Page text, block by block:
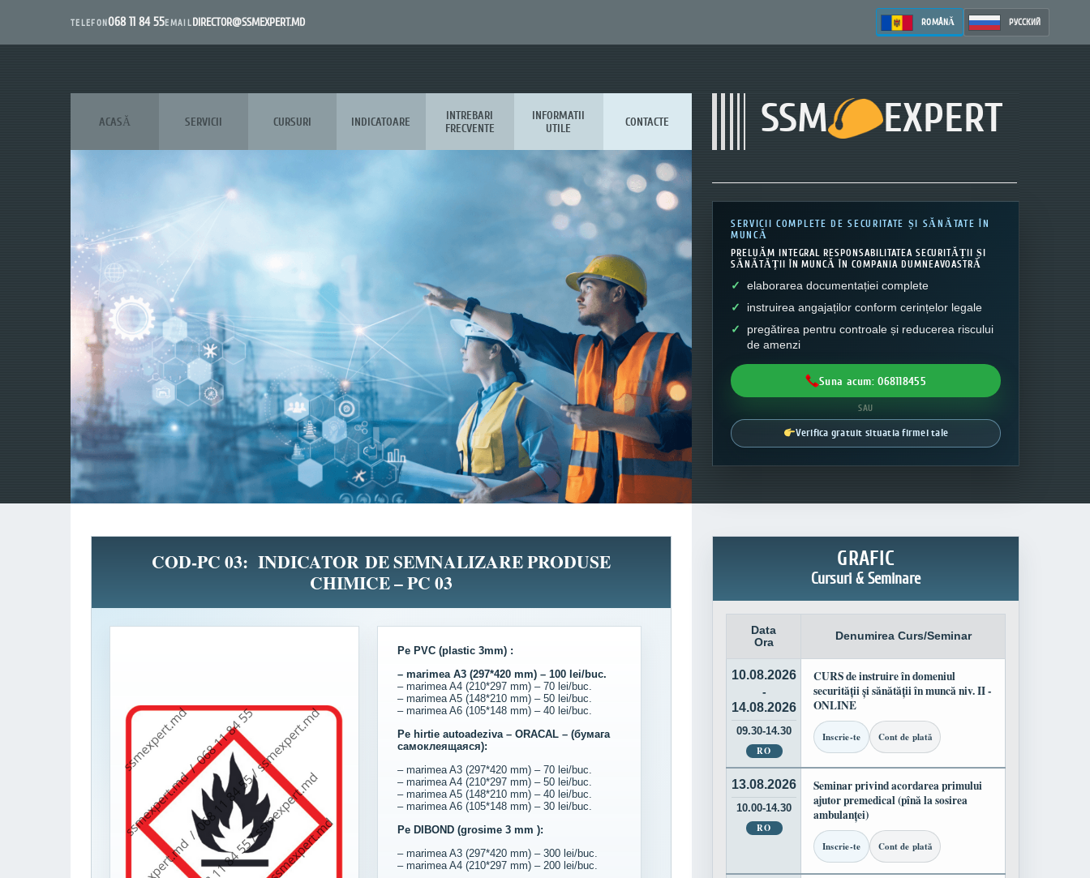
TELEFON068 11 84 55EMAILDIRECTOR@SSMEXPERT.MD ROMÂNĂ РУССКИЙ
SSM EXPERT
ACASĂ SERVICII CURSURI INDICATOARE
INTREBARI
FRECVENTE
INFORMATII
UTILE
CONTACTE
SERVICII COMPLETE DE SECURITATE ȘI SĂNĂTATE ÎN
MUNCĂ
PRELUĂM INTEGRAL RESPONSABILITATEA SECURITĂȚII ȘI
SĂNĂTĂȚII ÎN MUNCĂ ÎN COMPANIA DUMNEAVOASTRĂ
elaborarea documentației complete
instruirea angajaților conform cerințelor legale
pregătirea pentru controale și reducerea riscului
de amenzi
Suna acum: 068118455
SAU
Verifica gratuit situatia firmei tale
COD-PC 03: INDICATOR DE SEMNALIZARE PRODUSE
CHIMICE – PC 03
Pe PVC (plastic 3mm) :
– marimea A3 (297*420 mm) – 100 lei/buc.
– marimea A4 (210*297 mm) – 70 lei/buc.
– marimea A5 (148*210 mm) – 50 lei/buc.
– marimea A6 (105*148 mm) – 40 lei/buc.
Pe hirtie autoadeziva – ORACAL – (бумага
самоклеящаяся):
– marimea A3 (297*420 mm) – 70 lei/buc.
– marimea A4 (210*297 mm) – 50 lei/buc.
– marimea A5 (148*210 mm) – 40 lei/buc.
– marimea A6 (105*148 mm) – 30 lei/buc.
Pe DIBOND (grosime 3 mm ):
– marimea A3 (297*420 mm) – 300 lei/buc.
– marimea A4 (210*297 mm) – 200 lei/buc.
GRAFIC
Cursuri & Seminare
Data
Ora
Denumirea Curs/Seminar
10.08.2026
-
14.08.2026
09.30-14.30
RO
CURS de instruire în domeniul
securității și sănătății în muncă niv. II -
ONLINE
Inscrie-te Cont de plată
13.08.2026
10.00-14.30
RO
Seminar privind acordarea primului
ajutor premedical (pînă la sosirea
ambulanței)
Inscrie-te Cont de plată